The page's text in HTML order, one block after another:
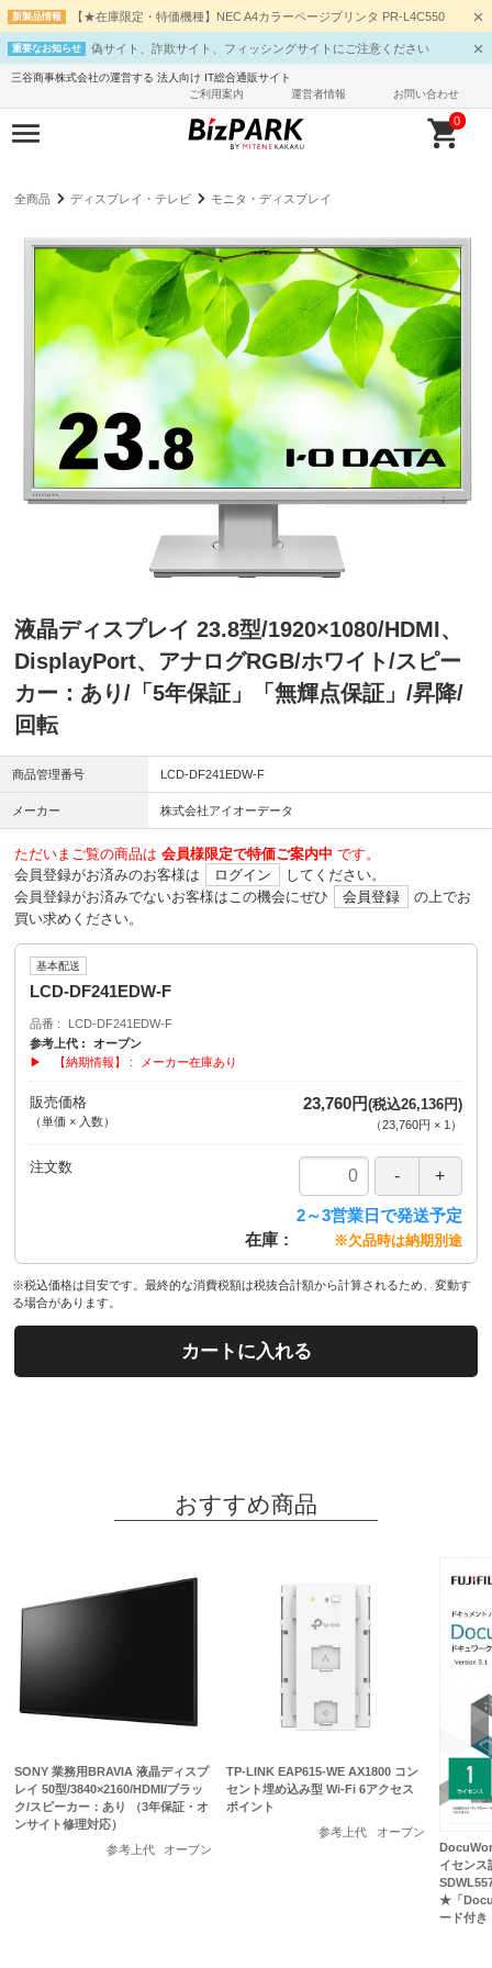
新製品情報 【★在庫限定・特価機種】NEC A4カラーページプリンタ PR-L4C550
重要なお知らせ 偽サイト、詐欺サイト、フィッシングサイトにご注意ください
三谷商事株式会社の運営する 法人向け IT総合通販サイト
ご利用案内
運営者情報 お問い合わせ
0
全商品 ディスプレイ・テレビ モニタ・ディスプレイ
液晶ディスプレイ 23.8型/1920×1080/HDMI、
DisplayPort、アナログRGB/ホワイト/スピー
カー：あり/「5年保証」「無輝点保証」/昇降/
回転
商品管理番号 LCD-DF241EDW-F
メーカー 株式会社アイオーデータ
ただいまご覧の商品は 会員様限定で特価ご案内中 です。
会員登録がお済みのお客様は
ログイン
してください。
会員登録がお済みでないお客様はこの機会にぜひ
会員登録
の上でお
買い求めください。
基本配送
LCD-DF241EDW-F
品番
LCD-DF241EDW-F
参考上代
オープン
▶ 【納期情報】
メーカー在庫あり
販売価格
（単価 × 入数）
23,760円(税込26,136円)
（23,760円 × 1 ）
注文数
在庫
2～3営業日で発送予定
※欠品時は納期別途
※税込価格は目安です。最終的な消費税額は税抜合計額から計算されるため、変動す
る場合があります。
カートに入れる
おすすめ商品
SONY 業務用BRAVIA 液晶ディスプ
レイ 50型/3840×2160/HDMI/ブラッ
ク/スピーカー：あり （3年保証・オ
ンサイト修理対応）
参考上代
オープン
TP-LINK EAP615-WE AX1800 コン
セント埋め込み型 Wi-Fi 6アクセス
ポイント
参考上代
オープン
イセンス
★「
ード付き